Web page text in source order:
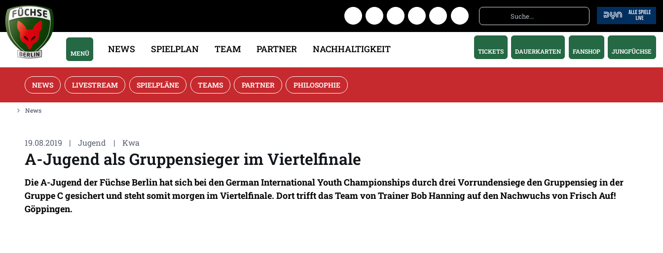
MENÜ NEWS SPIELPLAN TEAM PARTNER NACHHALTIGKEIT TICKETS DAUERKARTEN FANSHOP JUNGFÜCHSE
NEWS LIVESTREAM SPIELPLÄNE TEAMS PARTNER PHILOSOPHIE
News
19.08.2019 | Jugend | Kwa
A-Jugend als Gruppensieger im Viertelfinale
Die A-Jugend der Füchse Berlin hat sich bei den German International Youth Championships durch drei Vorrundensiege den Gruppensieg in der
Gruppe C gesichert und steht somit morgen im Viertelfinale. Dort trifft das Team von Trainer Bob Hanning auf den Nachwuchs von Frisch Auf!
Göppingen.